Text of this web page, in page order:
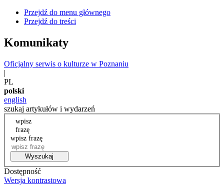
Przejdź do menu głównego
Przejdź do treści
Komunikaty
Oficjalny serwis o kulturze w Poznaniu
|
PL
polski
english
szukaj artykułów i wydarzeń
wpisz
frazę
wpisz frazę
Wyszukaj
Dostępność
Wersja kontrastowa